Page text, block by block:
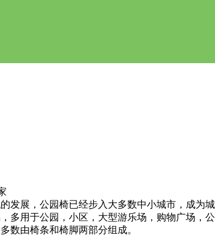
发展，公园椅已经步入大多数中小城市，成为
多用于公园，小区，大型游乐场，购物广场，
数由椅条和椅脚两部分组成。